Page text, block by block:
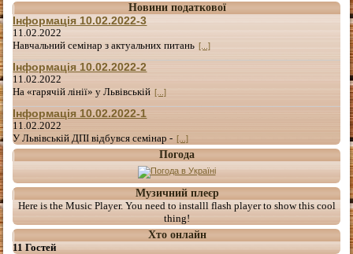
Новини податкової
Інформація 10.02.2022-3
11.02.2022
Навчальний семінар з актуальних питань [...]
Інформація 10.02.2022-2
11.02.2022
На «гарячій лінії» у Львівській [...]
Інформація 10.02.2022-1
11.02.2022
У Львівській ДПІ відбувся семінар - [...]
Погода
Музичний плеєр
Here is the Music Player. You need to installl flash player to show this cool
thing!
Хто онлайн
11 Гостей